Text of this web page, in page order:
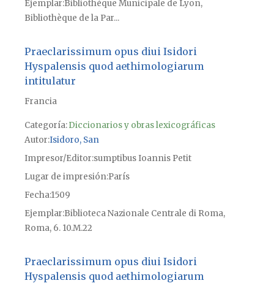
Ejemplar Bibliothèque Municipale de Lyon,
Bibliothèque de la Par...
Praeclarissimum opus diui Isidori
Hyspalensis quod aethimologiarum
intitulatur
Francia
Categoría:Diccionarios y obras lexicográficas
Autor Isidoro, San
Impresor/Editor sumptibus Ioannis Petit
Lugar de impresiónParís
Fecha1509
Ejemplar Biblioteca Nazionale Centrale di Roma,
Roma, 6. 10.M.22
Praeclarissimum opus diui Isidori
Hyspalensis quod aethimologiarum